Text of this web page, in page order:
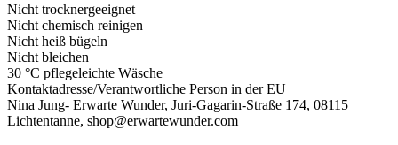
Nicht trocknergeeignet
Nicht chemisch reinigen
Nicht heiß bügeln
Nicht bleichen
30 °C pflegeleichte Wäsche
Kontaktadresse/Verantwortliche Person in der EU
Nina Jung- Erwarte Wunder, Juri-Gagarin-Straße 174, 08115
Lichtentanne, shop@erwartewunder.com